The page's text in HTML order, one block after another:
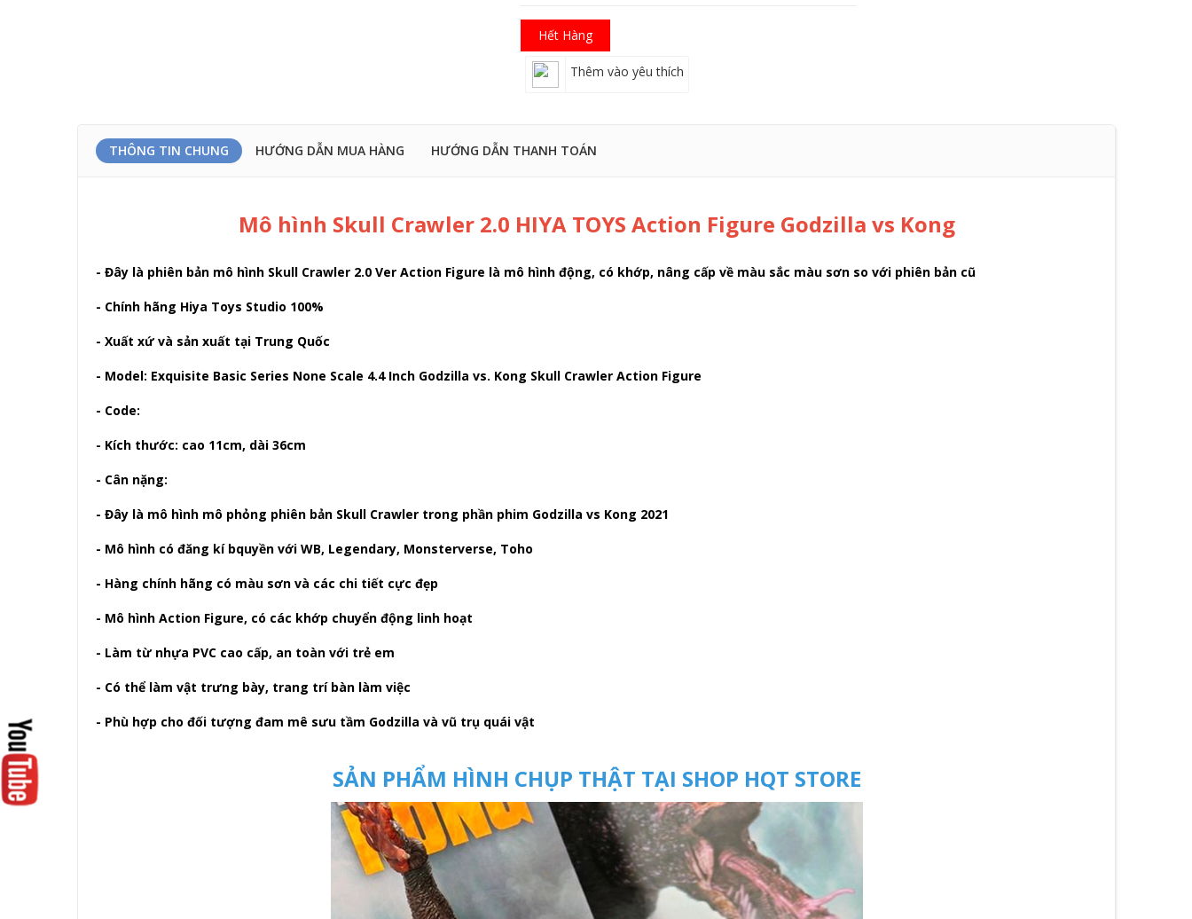
Hết Hàng
Thêm vào yêu thích
THÔNG TIN CHUNG HƯỚNG DẪN MUA HÀNG HƯỚNG DẪN THANH TOÁN
Mô hình Skull Crawler 2.0 HIYA TOYS Action Figure Godzilla vs Kong
- Đây là phiên bản mô hình Skull Crawler 2.0 Ver Action Figure là mô hình động, có khớp, nâng cấp về màu sắc màu sơn so với phiên bản cũ
- Chính hãng Hiya Toys Studio 100%
- Xuất xứ và sản xuất tại Trung Quốc
- Model: Exquisite Basic Series None Scale 4.4 Inch Godzilla vs. Kong Skull Crawler Action Figure
- Code:
- Kích thước: cao 11cm, dài 36cm
- Cân nặng:
- Đây là mô hình mô phỏng phiên bản Skull Crawler trong phần phim Godzilla vs Kong 2021
- Mô hình có đăng kí bquyền với WB, Legendary, Monsterverse, Toho
- Hàng chính hãng có màu sơn và các chi tiết cực đẹp
- Mô hình Action Figure, có các khớp chuyển động linh hoạt
- Làm từ nhựa PVC cao cấp, an toàn với trẻ em
- Có thể làm vật trưng bày, trang trí bàn làm việc
- Phù hợp cho đối tượng đam mê sưu tầm Godzilla và vũ trụ quái vật
SẢN PHẨM HÌNH CHỤP THẬT TẠI SHOP HQT STORE